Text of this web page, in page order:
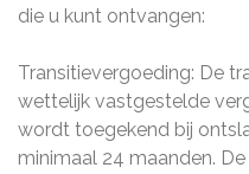
die u kunt ontvangen:
Transitievergoeding: De
wettelijk vastgestelde
wordt toegekend bij
minimaal 24 maanden.